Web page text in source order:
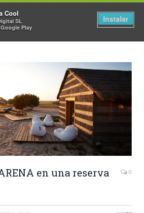
Cool
SL
Play
Instalar
en una reserva
0